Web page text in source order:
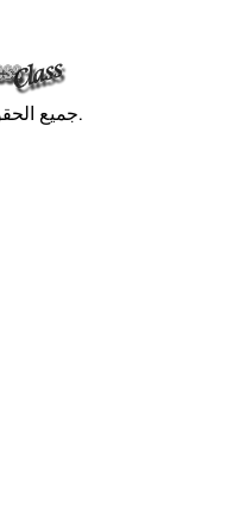
© 2026 PUT-IT-ON. جميع الحقوق محفوظة.